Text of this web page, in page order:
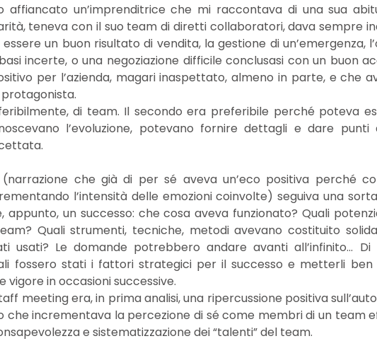
un’imprenditrice che mi raccontava di una sua
teneva con il suo team di diretti collaboratori, dava sempre
un buon risultato di vendita, la gestione di un’emergenza,
incerte, o una negoziazione difficile conclusasi con un buon
per l’azienda, magari inaspettato, almeno in parte, e che
di team. Il secondo era preferibile perché poteva
l’evoluzione, potevano fornire dettagli e dare punti
(narrazione che già di per sé aveva un’eco positiva perché
l’intensità delle emozioni coinvolte) seguiva una
appunto, un successo: che cosa aveva funzionato? Quali
Quali strumenti, tecniche, metodi avevano costituito
usati? Le domande potrebbero andare avanti all’infinito…
fossero stati i fattori strategici per il successo e metterli
in occasioni successive.
meeting era, in prima analisi, una ripercussione positiva
che incrementava la percezione di sé come membri di un team
e sistematizzazione dei “talenti” del team.